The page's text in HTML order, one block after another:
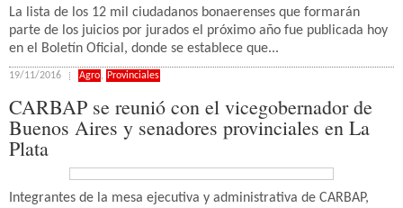
La lista de los 12 mil ciudadanos bonaerenses que formarán
parte de los juicios por jurados el próximo año fue publicada hoy
en el Boletín Oficial, donde se establece que...
19/11/2016 Agro, Provinciales
CARBAP se reunió con el vicegobernador de
Buenos Aires y senadores provinciales en La
Plata
Integrantes de la mesa ejecutiva y administrativa de CARBAP,